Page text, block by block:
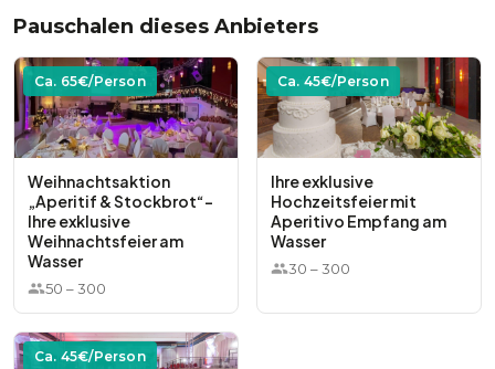
Pauschalen dieses Anbieters
Ca. 65€/Person
Weihnachtsaktion
„Aperitif & Stockbrot“-
Ihre exklusive
Weihnachtsfeier am
Wasser
50 –300
Ca. 45€/Person
Ihre exklusive
Hochzeitsfeier mit
Aperitivo Empfang am
Wasser
30 –300
Ca. 45€/Person